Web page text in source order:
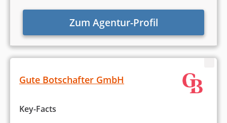
Zum Agentur-Profil
Gute Botschafter GmbH
Key-Facts